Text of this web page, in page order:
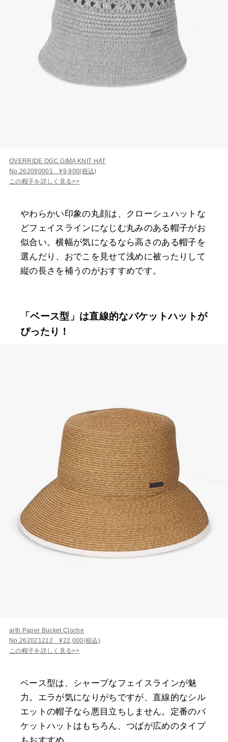
OVERRIDE OGC GIMA KNIT HAT
No.262090001 ¥9,900(税込)
この帽子を詳しく見る>>
やわらかい印象の丸顔は、クローシュハットな
どフェイスラインになじむ丸みのある帽子がお
似合い。横幅が気になるなら高さのある帽子を
選んだり、おでこを見せて浅めに被ったりして
縦の長さを補うのがおすすめです。
「ベース型」は直線的なバケットハットが
ぴったり！
arth Paper Bucket Cloche
No.262021212 ¥22,000(税込)
この帽子を詳しく見る>>
ベース型は、シャープなフェイスラインが魅
力。エラが気になりがちですが、直線的なシル
エットの帽子なら悪目立ちしません。定番のバ
ケットハットはもちろん、つばが広めのタイプ